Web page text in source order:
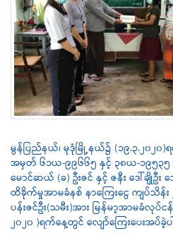
မွန်ပြည်နယ်၊ မုဒုံမြို့နယ်၌ (၁၉.၃.၂၀
အမှတ် ၆၁ယ-၉၉၆၆၅ နှင့် ၃၈ယ-၁၉၅
မောင်ဆယ် (ခ) ဦးဇင် နှင့် ဇနီး ဒေါ်ချိုဦ
ထိခိုက်မှုအာမခံနစ် နာကြေးငွေ ကျပ်သိန်း
ပန်းဇင်ဦး(သမီး)အား မြန်မာ့အာမခံလုပ်င
၂၀၂၀ )ရက်နေ့တွင် လျော်ကြေးပေးအပ်ခဲ့